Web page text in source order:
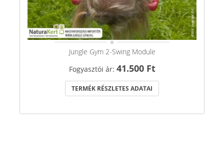
Jungle Gym 2-Swing Module
Fogyasztói ár: 41.500 Ft
TERMÉK RÉSZLETES ADATAI